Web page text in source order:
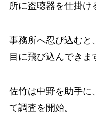
所に盗聴器を仕掛け
事務所へ忍び込むと
目に飛び込んできま
佐竹は中野を助手に
て調査を開始。